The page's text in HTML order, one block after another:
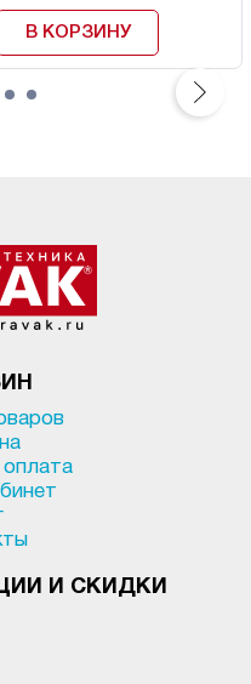
В КОРЗИНУ
И СКИДКИ